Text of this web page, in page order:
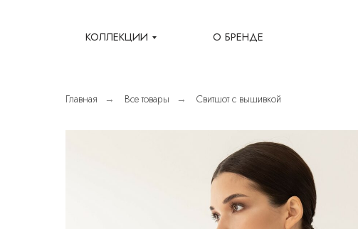
КОЛЛЕКЦИИ О БРЕНДЕ
Главная → Все товары → Свитшот с вышивкой